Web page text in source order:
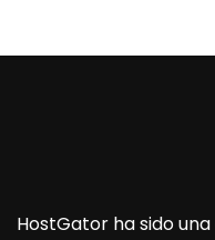
HostGator ha sido